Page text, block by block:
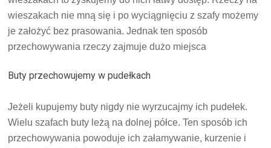
wieszakach nie mną się i po wyciągnięciu z szafy możemy
je założyć bez prasowania. Jednak ten sposób
przechowywania rzeczy zajmuje dużo miejsca
Buty przechowujemy w pudełkach
Jeżeli kupujemy buty nigdy nie wyrzucajmy ich pudełek.
Wielu szafach buty leżą na dolnej półce. Ten sposób ich
przechowywania powoduje ich załamywanie, kurzenie i